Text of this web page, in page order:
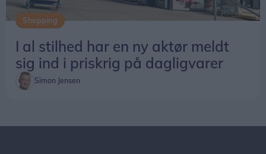
Shopping
I al stilhed har en ny aktør meldt
sig ind i priskrig på dagligvarer
Simon Jensen